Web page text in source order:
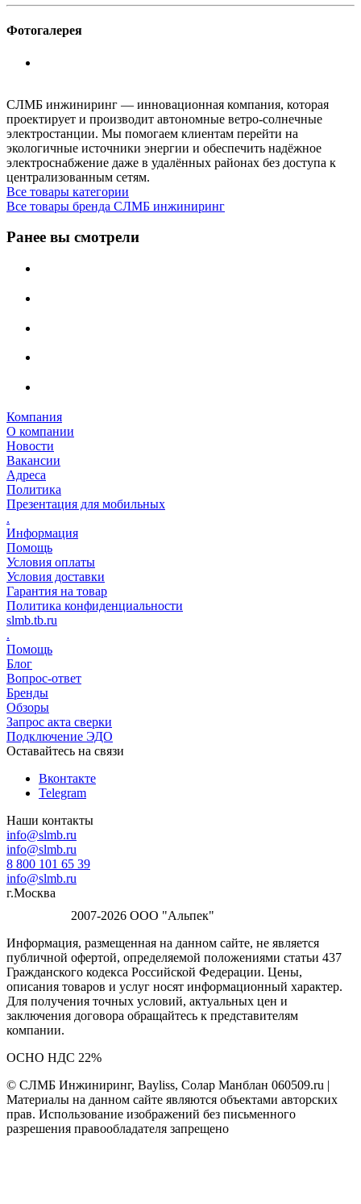
Фотогалерея
СЛМБ инжиниринг — инновационная компания, которая
проектирует и производит автономные ветро‑солнечные
электростанции. Мы помогаем клиентам перейти на
экологичные источники энергии и обеспечить надёжное
электроснабжение даже в удалённых районах без доступа к
централизованным сетям.
Все товары категории
Все товары бренда СЛМБ инжиниринг
Ранее вы смотрели
Компания
О компании
Новости
Вакансии
Адреса
Политика
Презентация для мобильных
.
Информация
Помощь
Условия оплаты
Условия доставки
Гарантия на товар
Политика конфиденциальности
slmb.tb.ru
.
Помощь
Блог
Вопрос-ответ
Бренды
Обзоры
Запрос акта сверки
Подключение ЭДО
Оставайтесь на связи
Вконтакте
Telegram
Наши контакты
info@slmb.ru
info@slmb.ru
8 800 101 65 39
info@slmb.ru
г.Москва
2007-2026 ООО "Альпек"
Информация, размещенная на данном сайте, не является
публичной офертой, определяемой положениями статьи 437
Гражданского кодекса Российской Федерации. Цены,
описания товаров и услуг носят информационный характер.
Для получения точных условий, актуальных цен и
заключения договора обращайтесь к представителям
компании.
ОСНО НДС 22%
© СЛМБ Инжиниринг, Bayliss, Солар Манблан 060509.ru |
Материалы на данном сайте являются объектами авторских
прав. Использование изображений без письменного
разрешения правообладателя запрещено